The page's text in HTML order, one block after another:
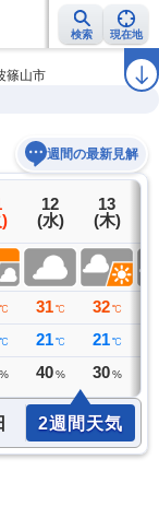
検索 現在地
報 ラ
篠山市
週間の最新見解
℃
℃
%
12
(水)
31 ℃
21 ℃
40 %
13
(木)
32 ℃
21 ℃
30 %
2週間天気